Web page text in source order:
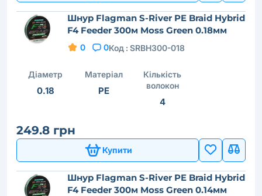
Шнур Flagman S-River PE Braid Hybrid
F4 Feeder 300м Moss Green 0.18мм
0 0Код : SRBH300-018
Діаметр
0.18
Матеріал
PE
Кількість
волокон
4
249.8 грн
Купити
Шнур Flagman S-River PE Braid Hybrid
F4 Feeder 300м Moss Green 0.14мм